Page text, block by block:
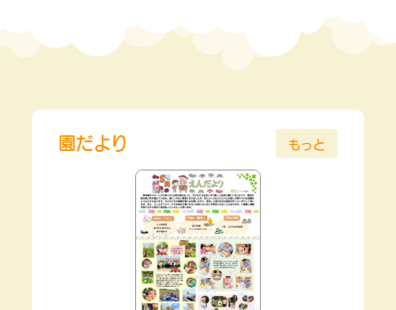
園だより もっと